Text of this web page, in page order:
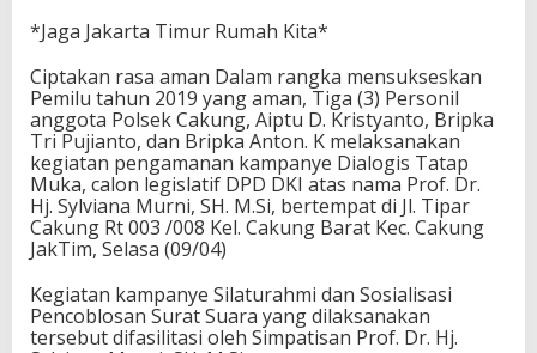
*Jaga Jakarta Timur Rumah Kita*
Ciptakan rasa aman Dalam rangka mensukseskan
Pemilu tahun 2019 yang aman, Tiga (3) Personil
anggota Polsek Cakung, Aiptu D. Kristyanto, Bripka
Tri Pujianto, dan Bripka Anton. K melaksanakan
kegiatan pengamanan kampanye Dialogis Tatap
Muka, calon legislatif DPD DKI atas nama Prof. Dr.
Hj. Sylviana Murni, SH. M.Si, bertempat di Jl. Tipar
Cakung Rt 003 /008 Kel. Cakung Barat Kec. Cakung
JakTim, Selasa (09/04)
Kegiatan kampanye Silaturahmi dan Sosialisasi
Pencoblosan Surat Suara yang dilaksanakan
tersebut difasilitasi oleh Simpatisan Prof. Dr. Hj.